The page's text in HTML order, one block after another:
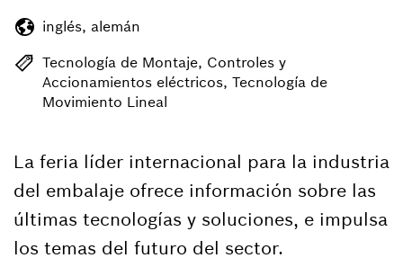
inglés, alemán
Tecnología de Montaje, Controles y
Accionamientos eléctricos, Tecnología de
Movimiento Lineal
La feria líder internacional para la industria
del embalaje ofrece información sobre las
últimas tecnologías y soluciones, e impulsa
los temas del futuro del sector.